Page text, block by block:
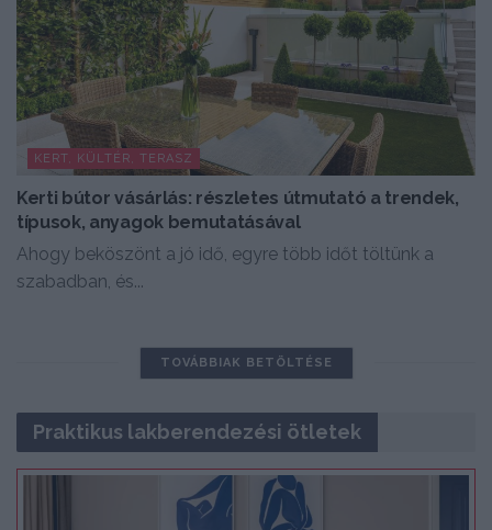
KERT, KÜLTÉR, TERASZ
Kerti bútor vásárlás: részletes útmutató a trendek,
típusok, anyagok bemutatásával
Ahogy beköszönt a jó idő, egyre több időt töltünk a
szabadban, és...
TOVÁBBIAK BETÖLTÉSE
Praktikus lakberendezési ötletek